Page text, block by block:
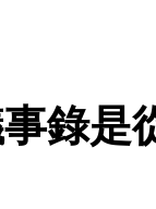
錄是